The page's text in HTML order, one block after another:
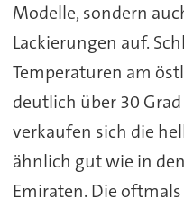
Modelle, sondern
Lackierungen auf.
Temperaturen am
deutlich über 30
verkaufen sich die
ähnlich gut wie in
Emiraten. Die